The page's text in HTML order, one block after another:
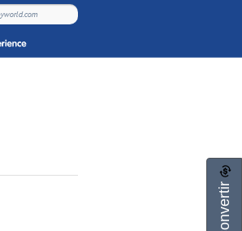
Convertir